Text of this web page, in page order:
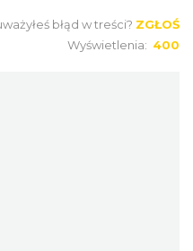
błąd w treści? ZGŁOŚ
Wyświetlenia: 400